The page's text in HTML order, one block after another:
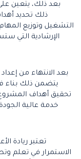
بعد ذلك، يتعين
ذلك تحديد
التشغيل وتوزيع
الإرشادية التي
بعد الانتهاء من
يتضمن ذلك
تحقيق أهداف
خدمة عالية
تعتبر ريادة
الاستمرار في تعلم